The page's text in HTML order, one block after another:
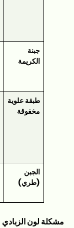
جبنة
الكريمة
طبقة علوية
مخفوقة
الجبن
(طري)
مشكلة لون الزبادي